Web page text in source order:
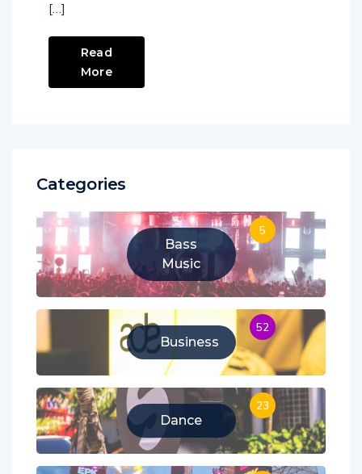
[…]
Read
More
Categories
Bass
Music
5
Business
52
Dance
23